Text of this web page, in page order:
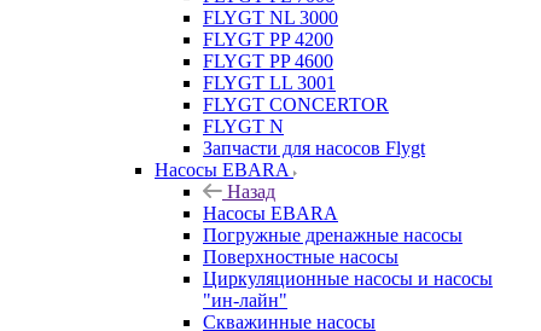
FLYGT NL 3000
FLYGT PP 4200
FLYGT PP 4600
FLYGT LL 3001
FLYGT CONCERTOR
FLYGT N
Запчасти для насосов Flygt
Насосы EBARA
Назад
Насосы EBARA
Погружные дренажные насосы
Поверхностные насосы
Циркуляционные насосы и насосы
"ин-лайн"
Скважинные насосы